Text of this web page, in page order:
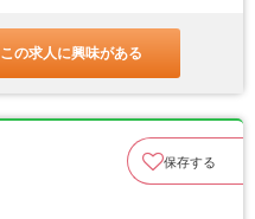
この求人に興味がある
保存する